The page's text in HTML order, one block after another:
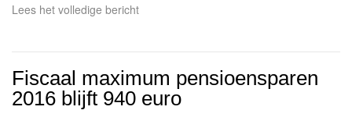
Lees het volledige bericht
Fiscaal maximum pensioensparen
2016 blijft 940 euro